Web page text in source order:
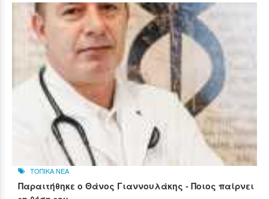
ΤΟΠΙΚΑ ΝΕΑ
Παραιτήθηκε ο Θάνος Γιαννουλάκης - Ποιος παίρνει